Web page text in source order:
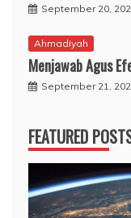
September 20,
Ahmadiyah
Menjawab Agus
September 21,
FEATURED